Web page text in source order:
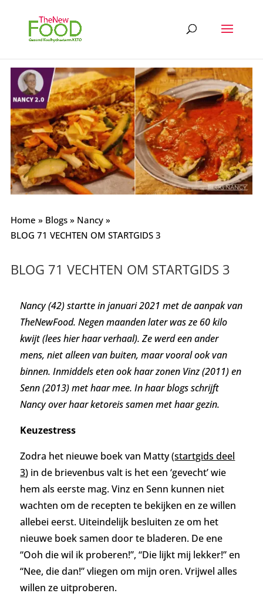
Home » Blogs» Nancy»
BLOG 71 VECHTEN OM STARTGIDS 3
BLOG 71 VECHTEN OM STARTGIDS 3
Nancy (42) startte in januari 2021 met de aanpak van
TheNewFood. Negen maanden later was ze 60 kilo
kwijt (lees hier haar verhaal). Ze werd een ander
mens, niet alleen van buiten, maar vooral ook van
binnen. Inmiddels eten ook haar zonen Vinz (2011) en
Senn (2013) met haar mee. In haar blogs schrijft
Nancy over haar ketoreis samen met haar gezin.
Keuzestress
Zodra het nieuwe boek van Matty (startgids deel
3) in de brievenbus valt is het een ‘gevecht’ wie
hem als eerste mag. Vinz en Senn kunnen niet
wachten om de recepten te bekijken en ze willen
allebei eerst. Uiteindelijk besluiten ze om het
nieuwe boek samen door te bladeren. De ene
“Ooh die wil ik proberen!”, “Die lijkt mij lekker!” en
“Nee, die dan!” vliegen om mijn oren. Vrijwel alles
willen ze uitproberen.